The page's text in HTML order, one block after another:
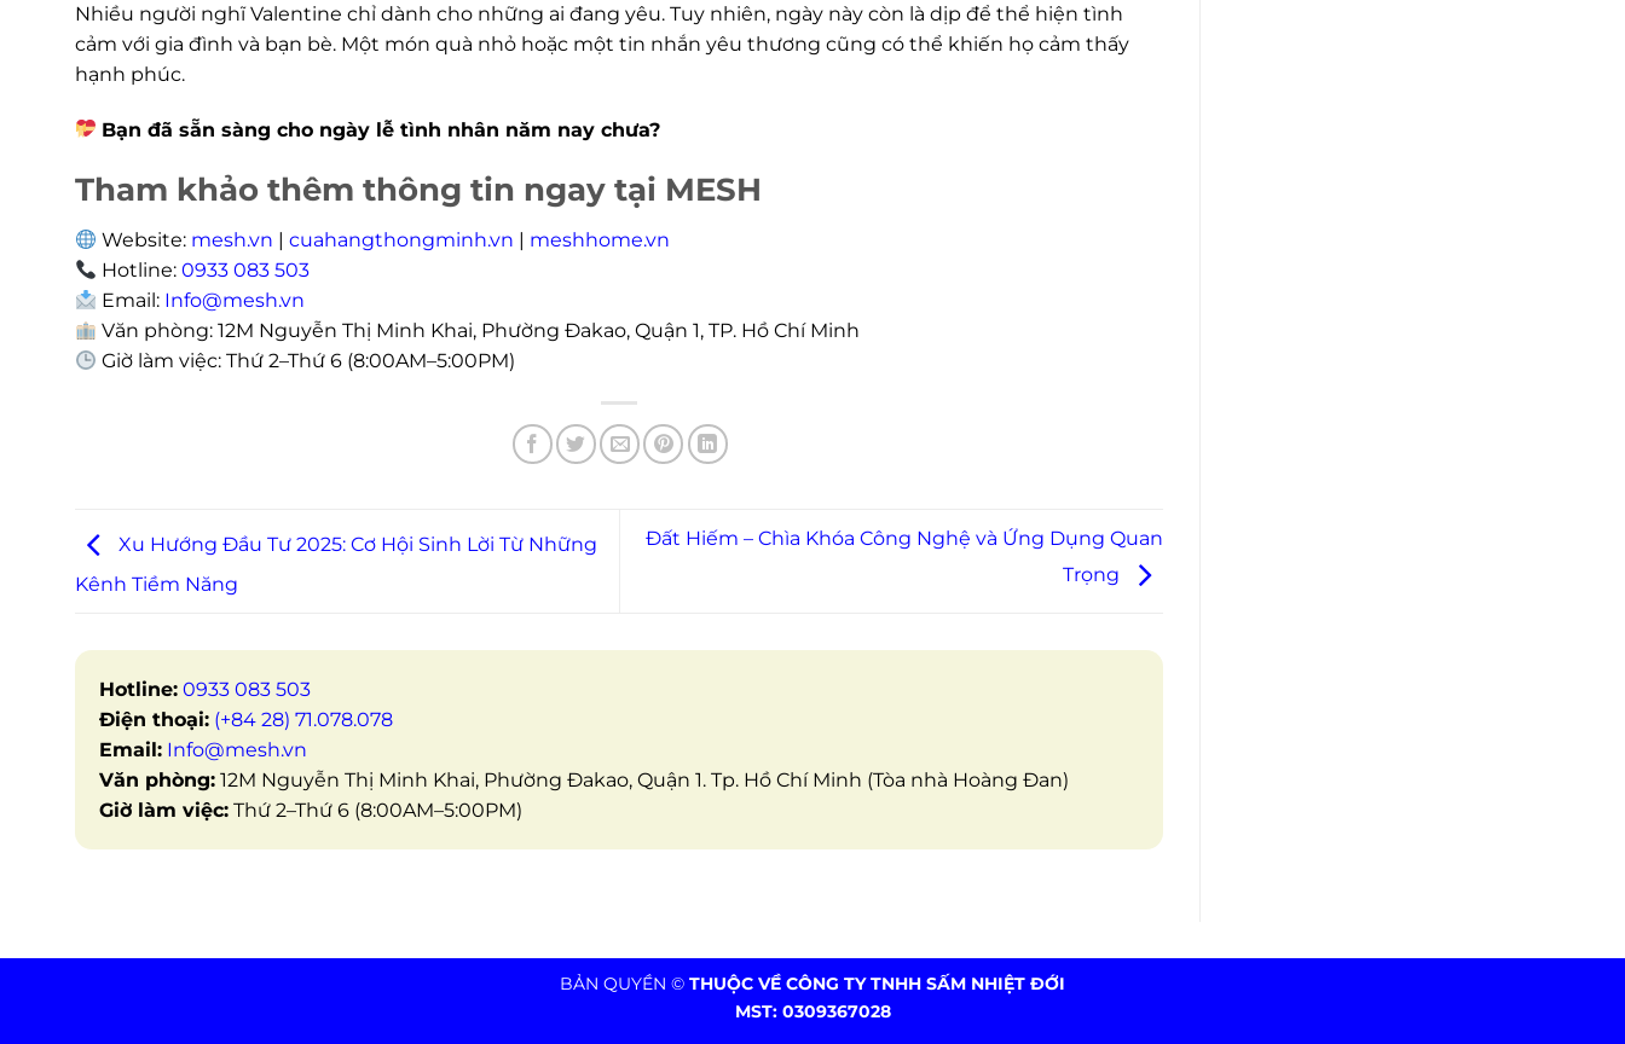
Nhiều người nghĩ Valentine chỉ dành cho những ai đang yêu. Tuy nhiên, ngày này còn là dịp để thể hiện tình
cảm với gia đình và bạn bè. Một món quà nhỏ hoặc một tin nhắn yêu thương cũng có thể khiến họ cảm thấy
hạnh phúc.
Bạn đã sẵn sàng cho ngày lễ tình nhân năm nay chưa?
Tham khảo thêm thông tin ngay tại MESH
Website: mesh.vn |cuahangthongminh.vn | meshhome.vn
Hotline:0933 083 503
Email: Info@mesh.vn
Văn phòng: 12M Nguyễn Thị Minh Khai, Phường Đakao, Quận 1, TP. Hồ Chí Minh
Giờ làm việc: Thứ 2–Thứ 6 (8:00AM–5:00PM)
Xu Hướng Đầu Tư 2025: Cơ Hội Sinh Lời Từ Những
Kênh Tiềm Năng
Đất Hiếm – Chìa Khóa Công Nghệ và Ứng Dụng Quan
Trọng
Hotline: 0933 083 503
Điện thoại: (+84 28) 71.078.078
Email: Info@mesh.vn
Văn phòng: 12M Nguyễn Thị Minh Khai, Phường Đakao, Quận 1. Tp. Hồ Chí Minh (Tòa nhà Hoàng Đan)
Giờ làm việc: Thứ 2–Thứ 6 (8:00AM–5:00PM)
BẢN QUYỀN © THUỘC VỀ CÔNG TY TNHH SẤM NHIỆT ĐỚI
MST: 0309367028